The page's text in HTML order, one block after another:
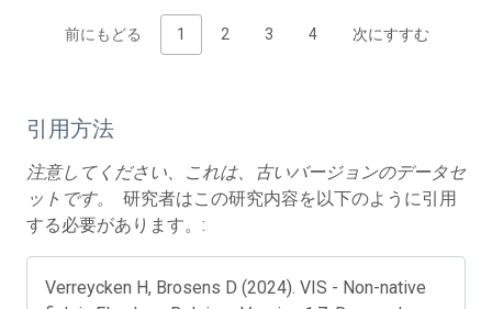
前にもどる 1 2 3 4 次にすすむ
引用方法
注意してください、これは、古いバージョンのデータセ
ットです。
研究者はこの研究内容を以下のように引用
する必要があります。:
Verreycken H, Brosens D (2024). VIS - Non-native